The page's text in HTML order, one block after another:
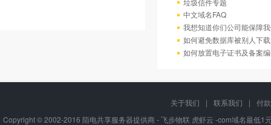
中文域名FAQ
我想知道你们公司能保障
如何避免数据库被别人下
如何放置电子证书及备案
关于我们 | 联系我们 |
付
Copyright © 2002-2016 陌电共享服务器提供商 - 飞步物联 虎虾云 -com域名最低